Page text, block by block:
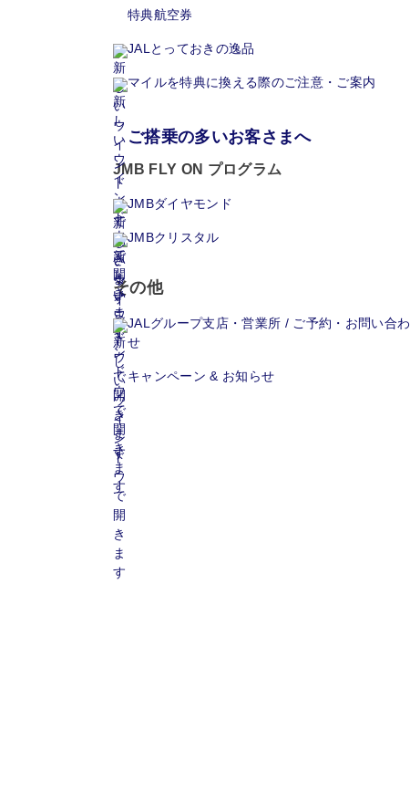
特典航空券
JALとっておきの逸品
マイルを特典に換える際のご注意・ご案内
ご搭乗の多いお客さまへ
JMB FLY ON プログラム
JMBダイヤモンド
JMBクリスタル
その他
JALグループ支店・営業所 / ご予約・お問い合わ
せ
キャンペーン & お知らせ